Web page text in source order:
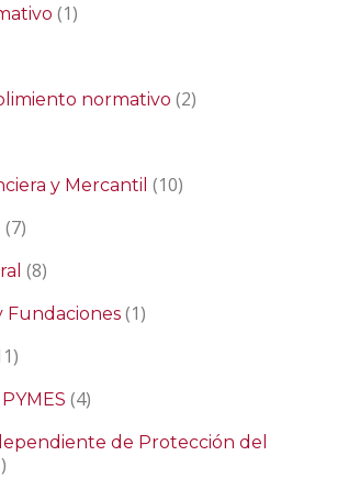
(1)
normativo (2)
y Mercantil (10)
(7)
(8)
Fundaciones (1)
(4)
de Protección del